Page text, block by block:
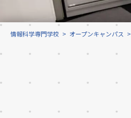
情報科学専門学校 > オープンキャンパス >